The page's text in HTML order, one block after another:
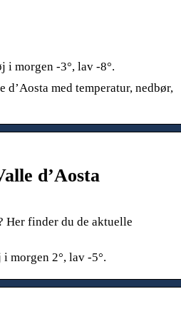
i morgen -3°, lav -8°.
med temperatur, nedbør,
d’Aosta
Her finder du de aktuelle
morgen 2°, lav -5°.